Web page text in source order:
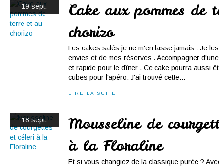
19 sept.
Cake aux pommes de
chorizo
Les cakes salés je ne m'en lasse jamais . Je
envies et de mes réserves . Accompagner
et rapide pour le dîner . Ce cake pourra aussi
cubes pour l'apéro. J'ai trouvé cette...
LIRE LA SUITE
18 sept.
Mousseline de
à la Floraline
Et si vous changiez de la classique purée ?